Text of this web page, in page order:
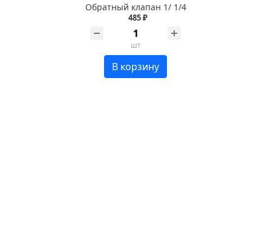
Обратный клапан 1/ 1/4
485 ₽
шт
В корзину